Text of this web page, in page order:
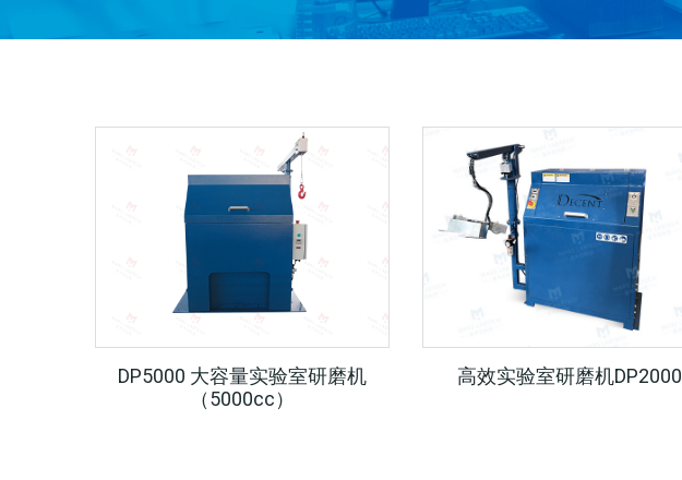
DP5000 大容量实验室研磨机
（5000cc）
高效实验室研磨机DP2000